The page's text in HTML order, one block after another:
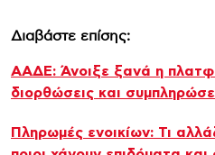
Διαβάστε επίσης:
ΑΑΔΕ: Άνοιξε ξανά η
διορθώσεις και
Πληρωμές ενοικίων: Τι